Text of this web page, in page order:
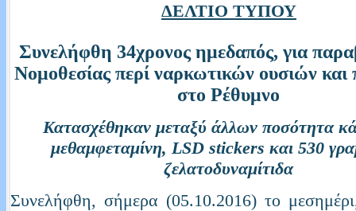
ΔΕΛΤΙΟ ΤΥΠΟΥ
Συνελήφθη 34χρονος ημεδαπός, για
Νομοθεσίας περί ναρκωτικών ουσιών και
στο Ρέθυμνο
Κατασχέθηκαν μεταξύ άλλων ποσότητα
μεθαμφεταμίνη, LSD stickers και 530
ζελατοδυναμίτιδα
Συνελήφθη, σήμερα (05.10.2016) το